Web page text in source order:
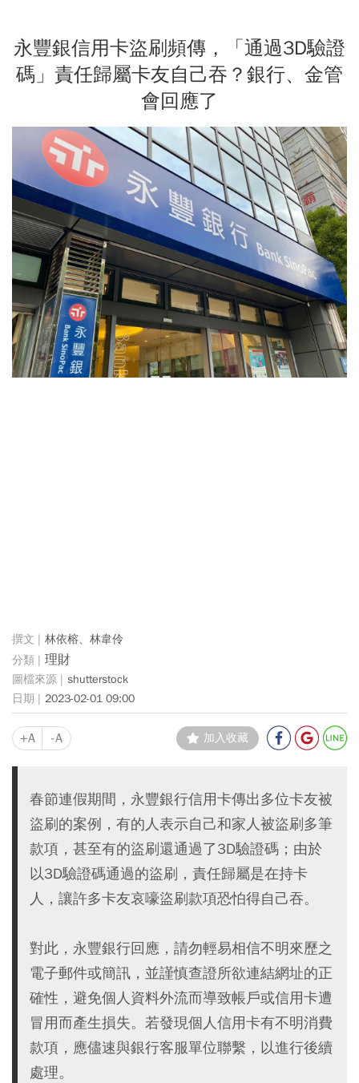
永豐銀信用卡盜刷頻傳，「通過3D驗證
碼」責任歸屬卡友自己吞？銀行、金管
會回應了
林依榕、林韋伶
理財
shutterstock
2023-02-01 09:00
+A -A 加入收藏
春節連假期間，永豐銀行信用卡傳出多位卡友被
盜刷的案例，有的人表示自己和家人被盜刷多筆
款項，甚至有的盜刷還通過了3D驗證碼；由於
以3D驗證碼通過的盜刷，責任歸屬是在持卡
人，讓許多卡友哀嚎盜刷款項恐怕得自己吞。
對此，永豐銀行回應，請勿輕易相信不明來歷之
電子郵件或簡訊，並謹慎查證所欲連結網址的正
確性，避免個人資料外流而導致帳戶或信用卡遭
冒用而產生損失。若發現個人信用卡有不明消費
款項，應儘速與銀行客服單位聯繫，以進行後續
處理。